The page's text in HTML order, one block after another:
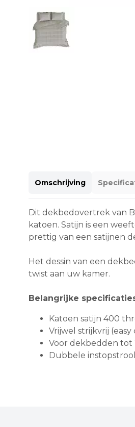
Omschrijving
Dit dekbedovertrek van
katoen. Satijn is een
prettig van een satijnen
Het dessin van een
twist aan uw kamer.
Belangrijke
Katoen satijn 400
Vrijwel strijkvrij (easy
Voor dekbedden tot
Dubbele